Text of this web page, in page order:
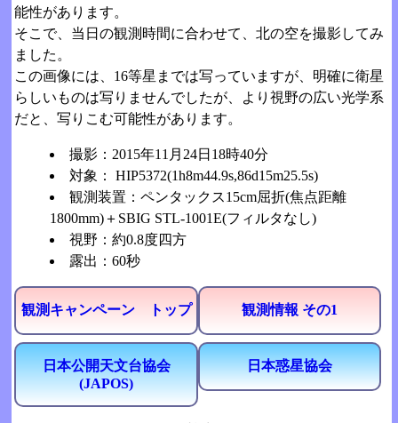
能性があります。
そこで、当日の観測時間に合わせて、北の空を撮影してみ
ました。
この画像には、16等星までは写っていますが、明確に衛星
らしいものは写りませんでしたが、より視野の広い光学系
だと、写りこむ可能性があります。
撮影：2015年11月24日18時40分
対象： HIP5372(1h8m44.9s,86d15m25.5s)
観測装置：ペンタックス15cm屈折(焦点距離
1800mm)＋SBIG STL-1001E(フィルタなし)
視野：約0.8度四方
露出：60秒
観測キャンペーン トップ 観測情報 その1
日本公開天文台協会
(JAPOS)
日本惑星協会